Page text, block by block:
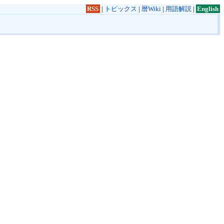
RSS | トピックス | 暦Wiki| 用語解説| English